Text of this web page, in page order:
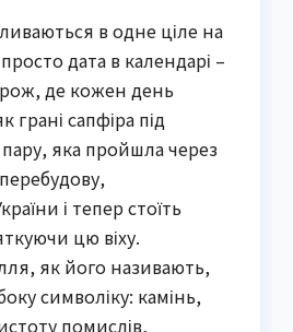
в одне ціле на
дата в календарі –
де кожен день
грані сапфіра під
яка пройшла через
і тепер стоїть
цю віху.
як його називають,
символіку: камінь,
помислів,